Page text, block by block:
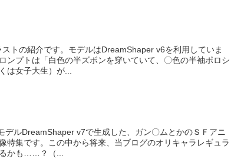
トの紹介です。モデルはDreamShaper v6を利用していま
ンプトは「白色の半ズボンを穿いていて、〇色の半袖ポロシ
は女子大生）が...
デルDreamShaper v7で生成した、ガン〇ムとかのＳＦアニ
特集です。この中から将来、当ブログのオリキャラレギュラ
るかも……？（...